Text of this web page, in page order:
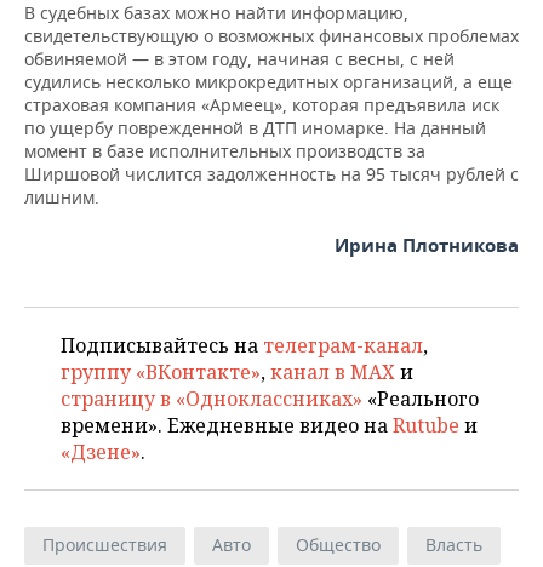
В судебных базах можно найти информацию,
свидетельствующую о возможных финансовых проблемах
обвиняемой — в этом году, начиная с весны, с ней
судились несколько микрокредитных организаций, а еще
страховая компания «Армеец», которая предъявила иск
по ущербу поврежденной в ДТП иномарке. На данный
момент в базе исполнительных производств за
Ширшовой числится задолженность на 95 тысяч рублей с
лишним.
Ирина Плотникова
Подписывайтесь на телеграм-канал,
группу «ВКонтакте»,канал в MAXи
страницу в «Одноклассниках» «Реального
времени». Ежедневные видео наRutube и
«Дзене».
Происшествия Авто Общество
Власть